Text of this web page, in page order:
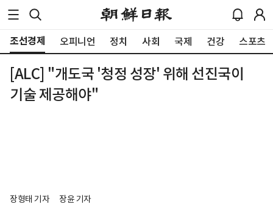
조선경제 오피니언 정치 사회 국제 건강 스포츠
[ALC] "개도국 '청정 성장' 위해 선진국이
기술 제공해야"
장형태 기자
장윤 기자